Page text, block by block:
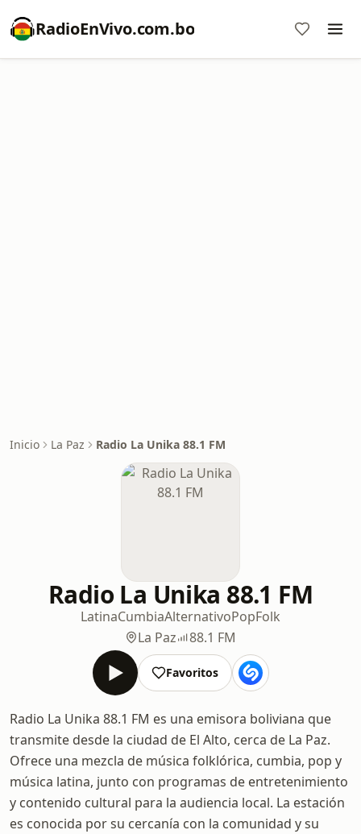
RadioEnVivo.com.bo
Inicio La Paz Radio La Unika 88.1 FM
Radio La Unika 88.1 FM
LatinaCumbiaAlternativoPopFolk
La Paz
88.1 FM
Favoritos
Radio La Unika 88.1 FM es una emisora boliviana que
transmite desde la ciudad de El Alto, cerca de La Paz.
Ofrece una mezcla de música folklórica, cumbia, pop y
música latina, junto con programas de entretenimiento
y contenido cultural para la audiencia local. La estación
es conocida por su cercanía con la comunidad y su